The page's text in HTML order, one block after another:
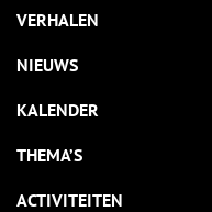
VERHALEN
NIEUWS
KALENDER
THEMA’S
ACTIVITEITEN